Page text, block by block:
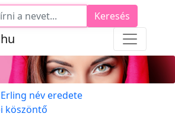
Keresés
Erling név eredete
köszöntő